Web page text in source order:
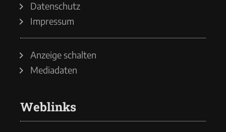
Datenschutz
Impressum
Anzeige schalten
Mediadaten
Weblinks